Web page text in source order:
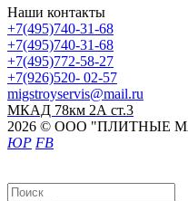
Наши контакты
+7(495)740-31-68
+7(495)740-31-68
+7(495)772-58-27
+7(926)520- 02-57
migstroyservis@mail.ru
МКАД 78км 2А ст.3
2026 © ООО "ПЛИТНЫЕ
ЮР FB